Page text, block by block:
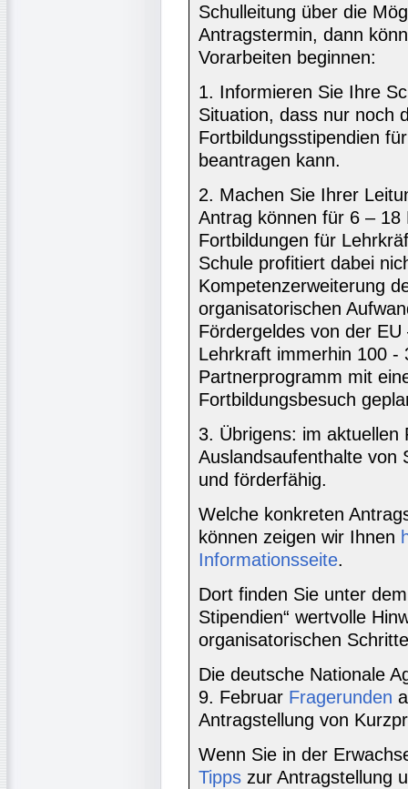
Schulleitung über die
Antragstermin, dann
Vorarbeiten beginnen:
1. Informieren Sie Ihre
Situation, dass nur noch
Fortbildungsstipendien
beantragen kann.
2. Machen Sie Ihrer
Antrag können für 6 –
Fortbildungen für
Schule profitiert dabei
Kompetenzerweiterung
organisatorischen
Fördergeldes von der
Lehrkraft immerhin 100 -
Partnerprogramm mit
Fortbildungsbesuch
3. Übrigens: im aktuellen
Auslandsaufenthalte von
und förderfähig.
Welche konkreten
können zeigen wir Ihnen
Informationsseite.
Dort finden Sie unter
Stipendien“ wertvolle
organisatorischen
Die deutsche Nationale
9. Februar Fragerunden
Antragstellung von
Wenn Sie in der
Tipps zur Antragstellung